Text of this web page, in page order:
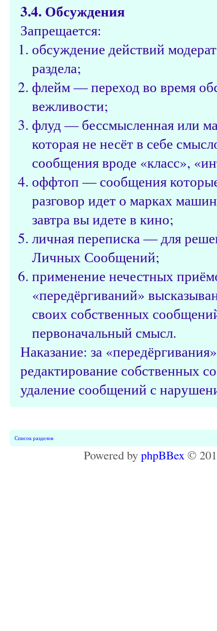
3.4. Обсуждения
Запрещается:
обсуждение действий
раздела;
флейм — переход во время
вежливости;
флуд — бессмысленная или
которая не несёт в себе
сообщения вроде «класс»,
оффтоп — сообщения которые
разговор идет о марках
завтра вы идете в кино;
личная переписка — для
Личных Сообщений;
применение нечестных
«передёргиваний»
своих собственных
первоначальный смысл.
Наказание: за
редактирование собственных
удаление сообщений с
Список разделов
Powered byphpBBex ©